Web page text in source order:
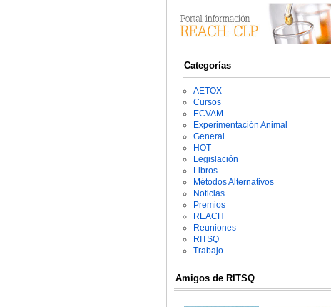
Categorías
AETOX
Cursos
ECVAM
Experimentación Animal
General
HOT
Legislación
Libros
Métodos Alternativos
Noticias
Premios
REACH
Reuniones
RITSQ
Trabajo
Amigos de RITSQ